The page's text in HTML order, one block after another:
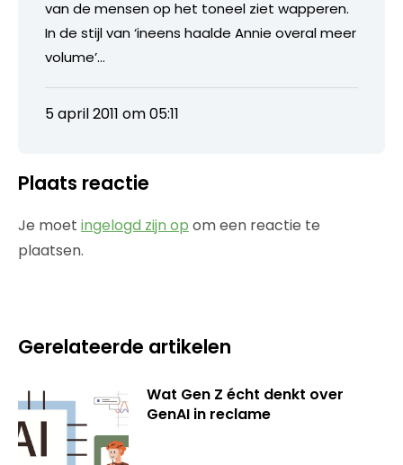
van de mensen op het toneel ziet wapperen.
In de stijl van ‘ineens haalde Annie overal meer
volume’…
5 april 2011 om 05:11
Plaats reactie
Je moet ingelogd zijn op om een reactie te
plaatsen.
Gerelateerde artikelen
Wat Gen Z écht denkt over
GenAI in reclame